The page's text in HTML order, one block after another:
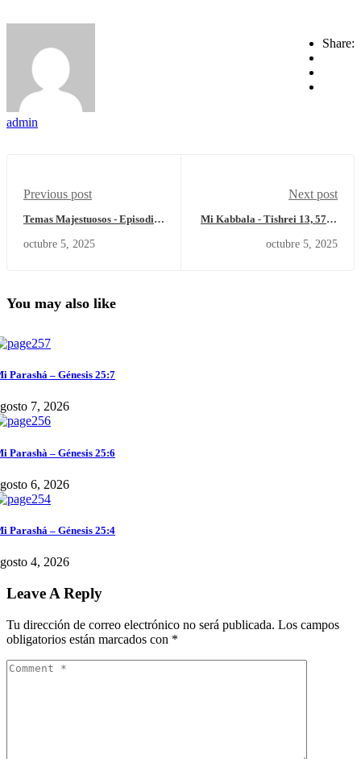
Share:
admin
Previous post
Temas Majestuosos - Episodio
octubre 5, 2025
Next post
Mi Kabbala - Tishrei 13, 5786
2025.
octubre 5, 2025
You may also like
Parashá – Génesis 25:7
7, 2026
Parashà – Génesis 25:6
6, 2026
Parashá – Génesis 25:4
4, 2026
Leave A Reply
Tu dirección de correo electrónico no será publicada. Los campos
obligatorios están marcados con *